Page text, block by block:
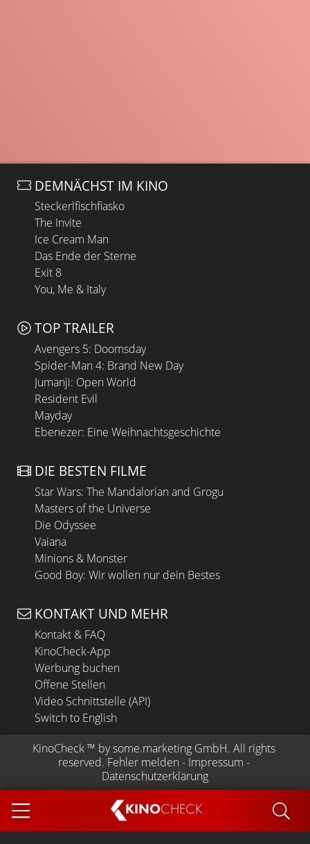
KINOCHECK
DEMNÄCHST IM KINO
Steckerlfischfiasko
The Invite
Ice Cream Man
Das Ende der Sterne
Exit 8
You, Me & Italy
TOP TRAILER
Avengers 5: Doomsday
Spider-Man 4: Brand New Day
Jumanji: Open World
Resident Evil
Mayday
Ebenezer: Eine Weihnachtsgeschichte
DIE BESTEN FILME
Star Wars: The Mandalorian and Grogu
Masters of the Universe
Die Odyssee
Vaiana
Minions & Monster
Good Boy: Wir wollen nur dein Bestes
KONTAKT UND MEHR
Kontakt & FAQ
KinoCheck-App
Werbung buchen
Offene Stellen
Video Schnittstelle (API)
Switch to English
KinoCheck ™ by some.marketing GmbH. All rights
reserved. Fehler melden - Impressum -
Datenschutzerklärung